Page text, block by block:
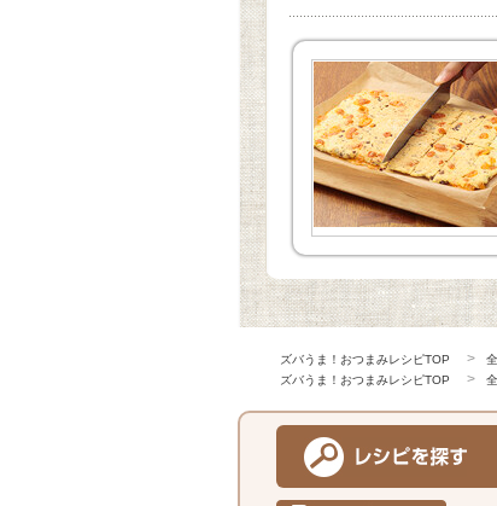
ズバうま！おつまみレシピTOP
ズバうま！おつまみレシピTOP